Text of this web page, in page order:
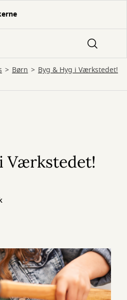
Børn Byg & Hyg i Værkstedet!
Værkstedet!